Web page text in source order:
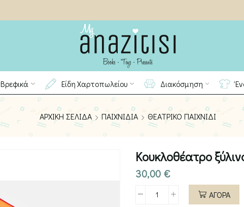
Βρεφικά Είδη Χαρτοπωλείου Διακόσμηση
ΑΡΧΙΚΉ ΣΕΛΊΔΑ ΠΑΙΧΝΊΔΙΑ ΘΕΑΤΡΙΚΌ ΠΑΙΧΝΊΔΙ
Κουκλοθέατρο
30,00 €
ΚουκλοθέατροΑΓΟΡΑ